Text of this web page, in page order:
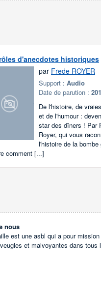
d'anecdotes historiques
par Frede ROYER
Support :Audio
Date de parution :
De l'histoire, de
et de l'humour :
star des dîners ! Par
Royer, qui vous
l'histoire de la bombe
comment [...]
nous
est une asbl qui a pour
et malvoyantes dans tous